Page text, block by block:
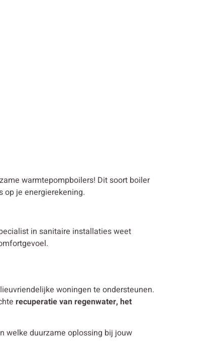
warmtepompboilers! Dit soort boiler
op je energierekening.
in sanitaire installaties weet
woningen te ondersteunen.
recuperatie van regenwater, het
welke duurzame oplossing bij jouw